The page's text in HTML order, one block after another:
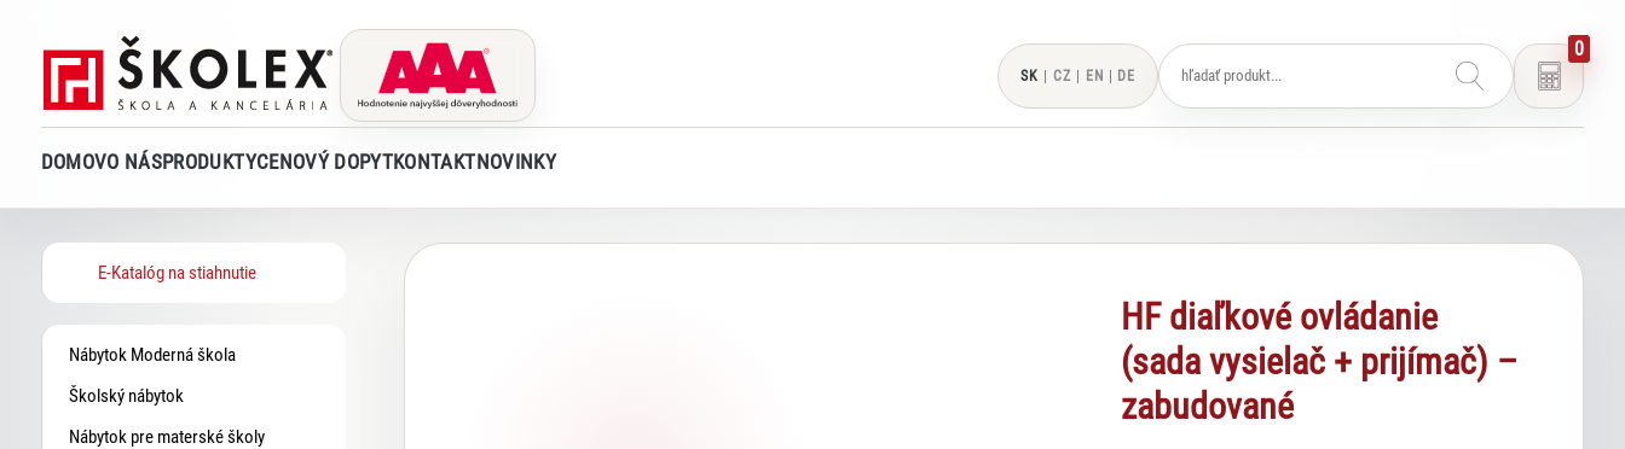
SK | CZ | EN | DE
0
DOMOVO NÁSPRODUKTYCENOVÝ DOPYTKONTAKTNOVINKY
E-Katalóg na stiahnutie
Nábytok Moderná škola
Školský nábytok
Nábytok pre materské školy
HF diaľkové ovládanie
(sada vysielač + prijímač) –
zabudované
Lexi
Asistent pre školský nábytok a
vybavenie tried